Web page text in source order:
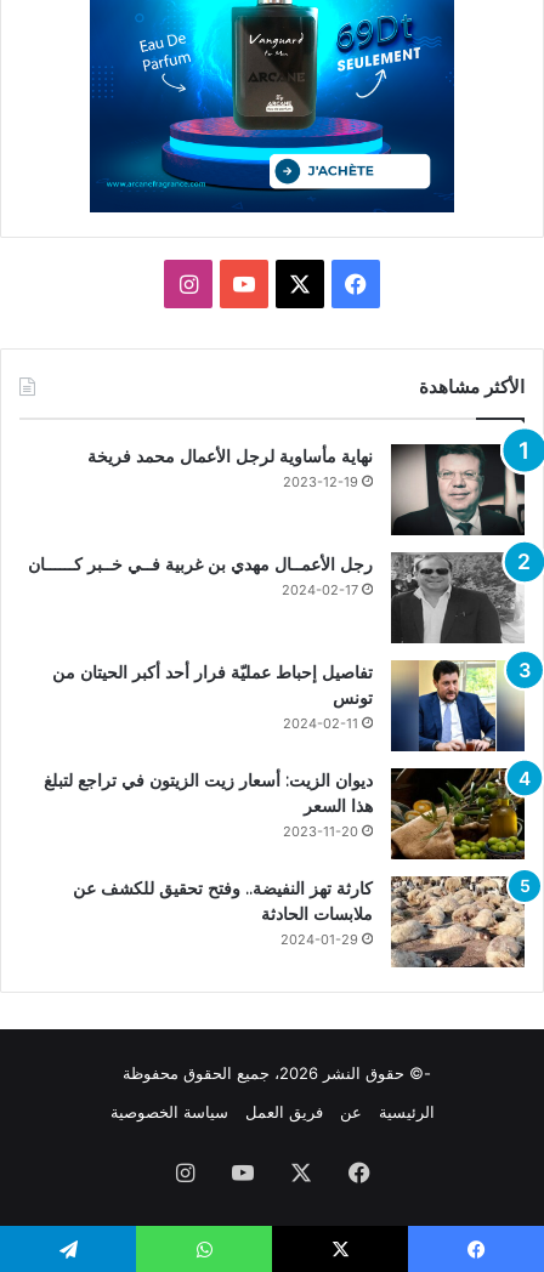
فيسبوك يوتيوبانستقرام
الأكثر مشاهدة
نهاية مأساوية لرجل الأعمال محمد فريخة
2023-12-19
رجل الأعمــال مهدي بن غربية فــي خــبر كــــــان
2024-02-17
تفاصيل إحباط عمليّة فرار أحد أكبر الحيتان من
تونس
2024-02-11
ديوان الزيت: أسعار زيت الزيتون في تراجع لتبلغ
هذا السعر
2023-11-20
كارثة تهز النفيضة.. وفتح تحقيق للكشف عن
ملابسات الحادثة
2024-01-29
-© حقوق النشر 2026، جميع الحقوق محفوظة
الرئيسية
عن فريق العمل سياسة الخصوصية
فيسبوك يوتيوبانستقرام